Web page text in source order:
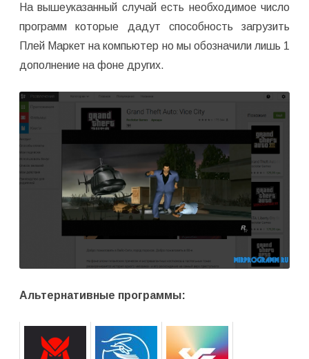
На вышеуказанный случай есть необходимое число
программ которые дадут способность загрузить
Плей Маркет на компьютер но мы обозначили лишь 1
дополнение на фоне других.
Альтернативные программы: